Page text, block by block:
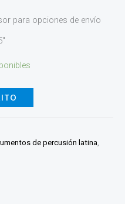
para opciones de envío
de percusión latina,